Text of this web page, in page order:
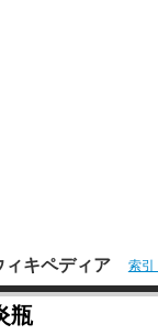
ィキペディア 索引
瓶